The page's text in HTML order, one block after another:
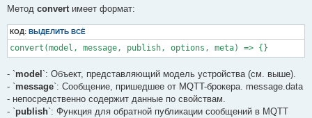
Метод convert имеет формат:
КОД: ВЫДЕЛИТЬ ВСЁ
convert(model, message, publish, options, meta) => {}
- `model `: Объект, представляющий модель устройства (см. выше).
- `message`: Сообщение, пришедшее от MQTT-брокера. message.data
- непосредственно содержит данные по свойствам.
- `publish`: Функция для обратной публикации сообщений в MQTT